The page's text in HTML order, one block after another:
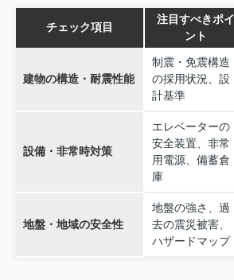
チェック項目
注目すべきポイ
ント
建物の構造・耐震性能
制震・免震構造
の採用状況、設
計基準
設備・非常時対策
エレベーターの
安全装置、非常
用電源、備蓄倉
庫
地盤・地域の安全性
地盤の強さ、過
去の震災被害、
ハザードマップ